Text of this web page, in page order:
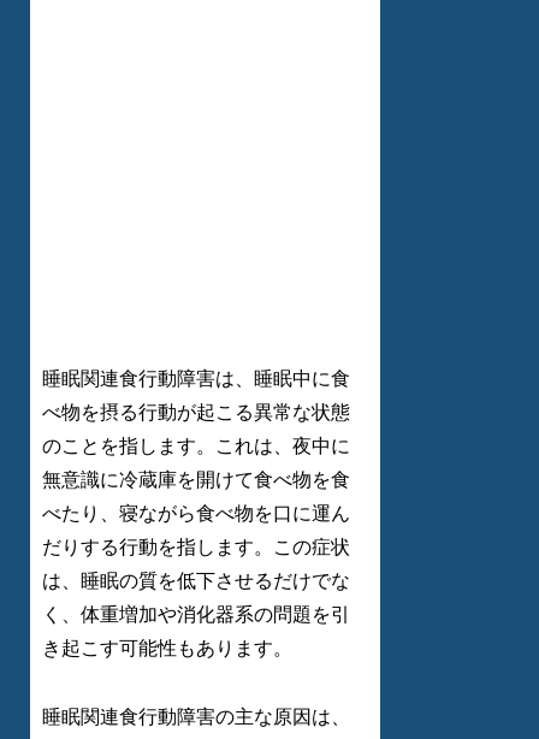
睡眠関連食行動障害は、睡眠中に食
べ物を摂る行動が起こる異常な状態
のことを指します。これは、夜中に
無意識に冷蔵庫を開けて食べ物を食
べたり、寝ながら食べ物を口に運ん
だりする行動を指します。この症状
は、睡眠の質を低下させるだけでな
く、体重増加や消化器系の問題を引
き起こす可能性もあります。
睡眠関連食行動障害の主な原因は、